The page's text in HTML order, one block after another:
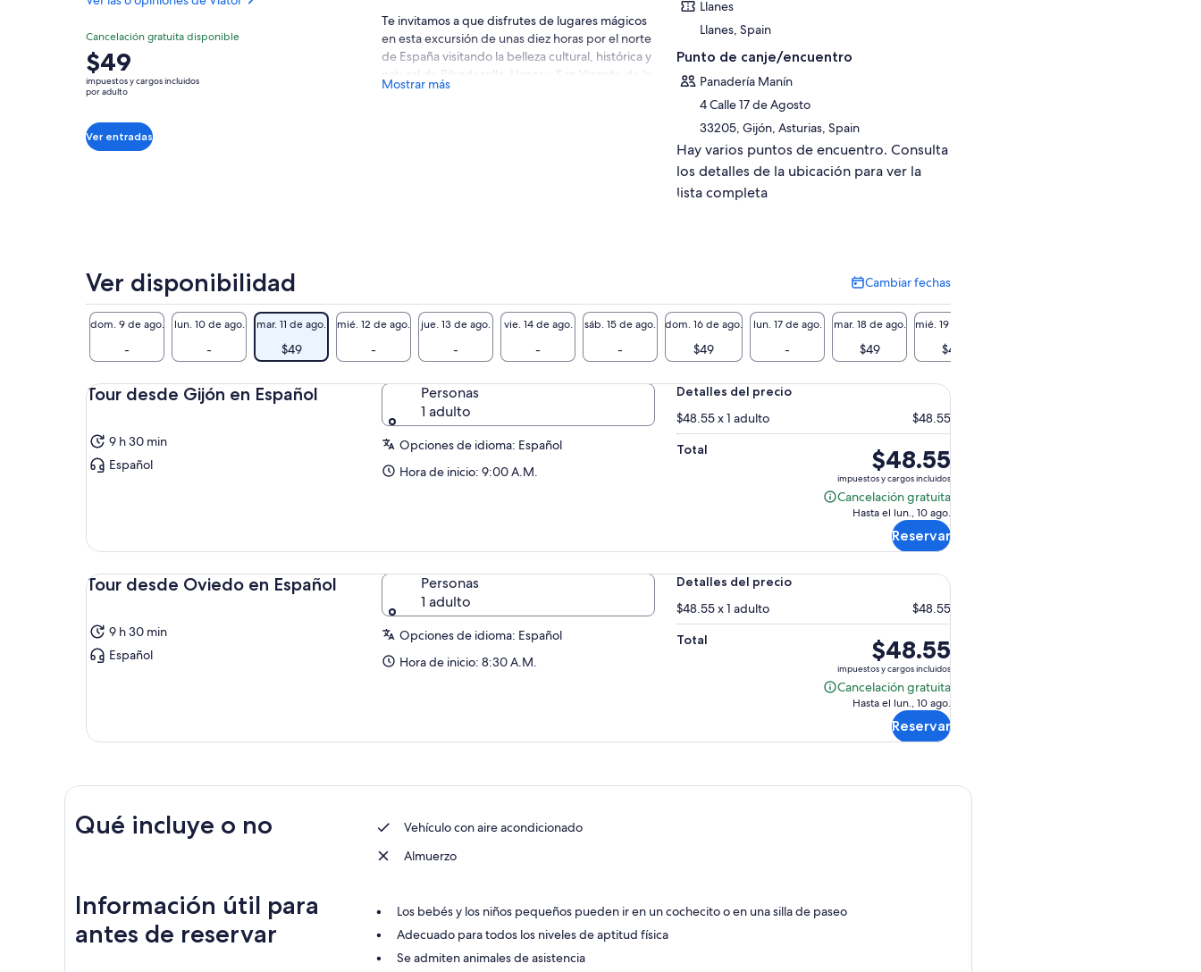
8.08.0 de 10
Muy
buena
Ver las 6
de Viator
Cancelación gratuita disponible
El
precio
es
$49.
por
$49
impuestos y cargos incluidos
por adulto
Ver entradas
Te invitamos a que disfrutes de lugares mágicos
en esta excursión de unas diez horas por el norte
de España visitando la belleza cultural, histórica y
natural de Ribadesella, Llanes y San Vicente de la
Barquera.
asturiana. Con la comodidad de contar con un
transporte privado de ida y vuelta a Gijón, y con
pierdas el Oriente asturiano y reserva ya!
Mostrar más
Llanes
Llanes, Spain
Punto de canje/encuentro
Panadería Manín
4 Calle 17 de Agosto
33205, Gijón, Asturias, Spain
Hay varios puntos de encuentro. Consulta
los detalles de la ubicación para ver la
lista completa
Ver disponibilidad Cambiar fechas
Cambiar
fechas
dom. 9 de ago.
-
lun. 10 de ago.
-
mar. 11 de ago.
$49
mié. 12 de ago.
-
jue. 13 de ago.
-
vie. 14 de ago.
-
sáb. 15 de ago.
-
dom. 16 de ago.
$49
lun. 17 de ago.
-
mar. 18 de ago.
$49
mié. 19 de ago.
$49
Tour desde Gijón en Español
9 h 30 min
Español
Personas
1 adulto
Opciones de idioma: Español
Hora de inicio: 9:00 A.M.
Detalles del precio
$48.55 x 1 adulto
$48.55
Total
El
precio
es
de
$48.55.
$48.55
impuestos y cargos incluidos
Cancelación gratuita
Cancelación
Hasta el lun., 10 ago.
Reservar
Tour desde Oviedo en Español
9 h 30 min
Español
Personas
1 adulto
Opciones de idioma: Español
Hora de inicio: 8:30 A.M.
Detalles del precio
$48.55 x 1 adulto
$48.55
Total
El
precio
es
de
$48.55.
$48.55
impuestos y cargos incluidos
Cancelación gratuita
Cancelación
Hasta el lun., 10 ago.
Reservar
Qué incluye o no
Vehículo con aire acondicionado
Almuerzo
Información útil para
antes de reservar
Los bebés y los niños pequeños pueden ir en un cochecito o en una silla de paseo
Adecuado para todos los niveles de aptitud física
Se admiten animales de asistencia